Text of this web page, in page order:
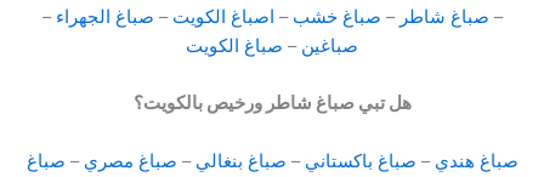
– صباغ شاطر – صباغ خشب – اصباغ الكويت – صباغ الجهراء –
صباغين – صباغ الكويت
هل تبي صباغ شاطر ورخيص بالكويت؟
صباغ هندي – صباغ باكستاني – صباغ بنغالي – صباغ مصري – صباغ